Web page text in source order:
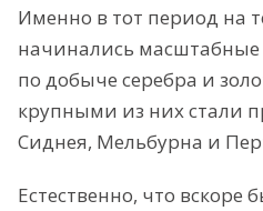
Именно в тот период на
начинались масштабные
по добыче серебра и
крупными из них стали
Сиднея, Мельбурна и
Естественно, что вскоре